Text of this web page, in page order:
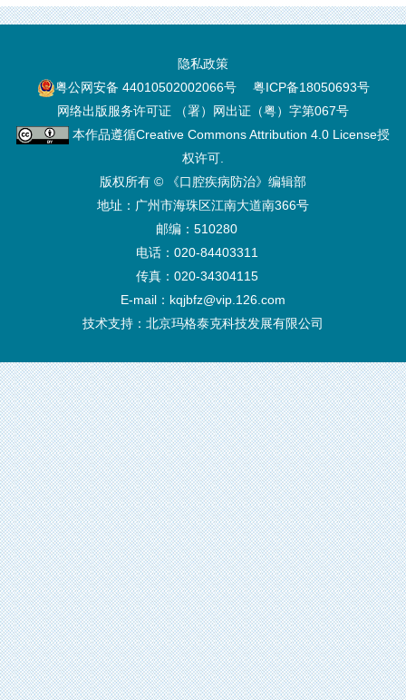
隐私政策
粤公网安备 44010502002066号
粤ICP备18050693号
网络出版服务许可证 （署）网出证（粤）字第067号
本作品遵循Creative Commons Attribution 4.0 License授
权许可.
版权所有 © 《口腔疾病防治》编辑部
地址：广州市海珠区江南大道南366号
邮编：510280
电话：020-84403311
传真：020-34304115
E-mail：kqjbfz@vip.126.com
技术支持： 北京玛格泰克科技发展有限公司